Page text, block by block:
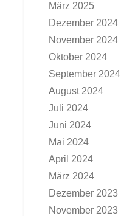
März 2025
Dezember 2024
November 2024
Oktober 2024
September 2024
August 2024
Juli 2024
Juni 2024
Mai 2024
April 2024
März 2024
Dezember 2023
November 2023